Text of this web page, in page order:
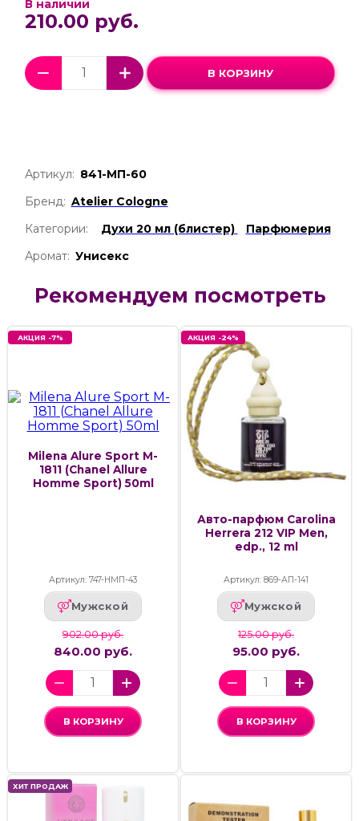
В наличии
210.00 руб.
В КОРЗИНУ
Артикул: 841-МП-60
Бренд: Atelier Cologne
Категории:
Духи 20 мл (блистер)
Парфюмерия
Аромат: Унисекс
Рекомендуем посмотреть
АКЦИЯ -7%
Milena Alure Sport M-
1811 (Chanel Allure
Homme Sport) 50ml
Артикул: 747-НМП-43
Мужской
902.00 руб.
840.00 руб.
В КОРЗИНУ
АКЦИЯ -24%
Авто-парфюм Carolina
Herrera 212 VIP Men,
edp., 12 ml
Артикул: 869-АП-141
Мужской
125.00 руб.
95.00 руб.
В КОРЗИНУ
ХИТ ПРОДАЖ